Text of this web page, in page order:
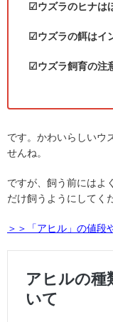
☑ウズラのヒナは
☑ウズラの餌はイ
☑ウズラ飼育の注
です。かわいらしいウ
せんね。
ですが、飼う前にはよ
だけ飼うようにしてく
＞＞「アヒル」の値段